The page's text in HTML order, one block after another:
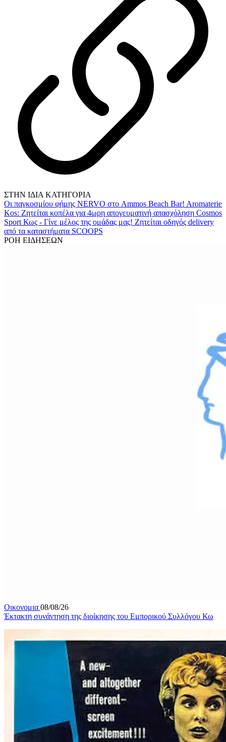
ΣΤΗΝ ΙΔΙΑ ΚΑΤΗΓΟΡΙΑ
Οι παγκοσμίου φήμης NERVO στο Ammos Beach Bar! Aromaterie
Kos: Ζητείται κοπέλα για 4ωρη απογευματινή απασχόληση Cosmos
Sport Κως - Γίνε μέλος της ομάδας μας! Ζητείται οδηγός delivery
από τα καταστήματα SCOOPS
ΡΟΗ ΕΙΔΗΣΕΩΝ
Οικονομια 08/08/26
Έκτακτη συνάντηση της διοίκησης του Εμπορικού Συλλόγου Κω